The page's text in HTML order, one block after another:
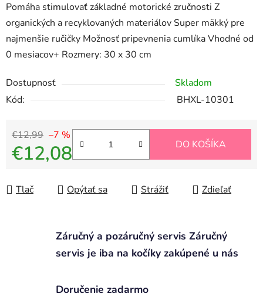
Pomáha stimulovať základné motorické zručnosti Z
organických a recyklovaných materiálov Super mäkký pre
najmenšie ručičky Možnosť pripevnenia cumlíka Vhodné od
0 mesiacov+ Rozmery: 30 x 30 cm
Dostupnosť
Skladom
Kód:
BHXL-10301
€12,99 –7 %
€12,08 DO KOŠÍKA
Tlač Opýtať sa Strážiť Zdieľať
Záručný a pozáručný servis Záručný
servis je iba na kočíky zakúpené u nás
Doručenie zadarmo